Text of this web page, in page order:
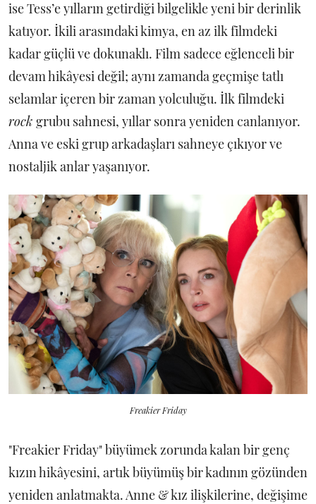
ise Tess’e yılların getirdiği bilgelikle yeni bir derinlik
katıyor. İkili arasındaki kimya, en az ilk filmdeki
kadar güçlü ve dokunaklı. Film sadece eğlenceli bir
devam hikâyesi değil; aynı zamanda geçmişe tatlı
selamlar içeren bir zaman yolculuğu. İlk filmdeki
rock grubu sahnesi, yıllar sonra yeniden canlanıyor.
Anna ve eski grup arkadaşları sahneye çıkıyor ve
nostaljik anlar yaşanıyor.
Freakier Friday
"Freakier Friday" büyümek zorunda kalan bir genç
kızın hikâyesini, artık büyümüş bir kadının gözünden
yeniden anlatmakta. Anne & kız ilişkilerine, değişime